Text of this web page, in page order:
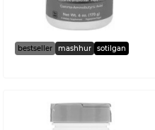
bestseller mashhur sotilgan